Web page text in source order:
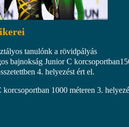
tanulónk a rövidpályás
bajnokság Junior C
4. helyezést ért el.
1000 méteren 3.